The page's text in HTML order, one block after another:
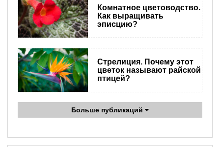
Комнатное цветоводство.
Как выращивать
эписцию?
Стрелиция. Почему этот
цветок называют райской
птицей?
Больше публикаций